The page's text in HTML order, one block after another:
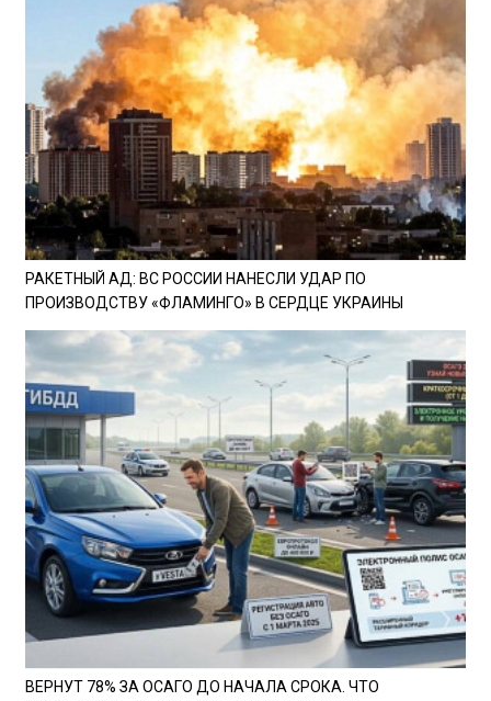
РАКЕТНЫЙ АД: ВС РОССИИ НАНЕСЛИ УДАР ПО
ПРОИЗВОДСТВУ «ФЛАМИНГО» В СЕРДЦЕ УКРАИНЫ
ВЕРНУТ 78% ЗА ОСАГО ДО НАЧАЛА СРОКА. ЧТО